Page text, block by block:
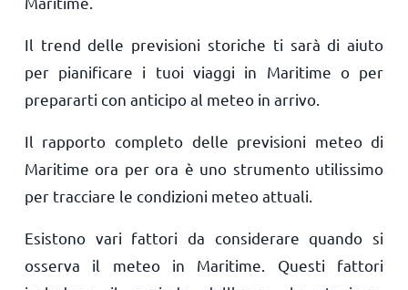
Il trend delle previsioni storiche ti sarà di aiuto
per pianificare i tuoi viaggi in Maritime o per
prepararti con anticipo al meteo in arrivo.
Il rapporto completo delle previsioni meteo di
Maritime ora per ora è uno strumento utilissimo
per tracciare le condizioni meteo attuali.
Esistono vari fattori da considerare quando si
osserva il meteo in Maritime. Questi fattori